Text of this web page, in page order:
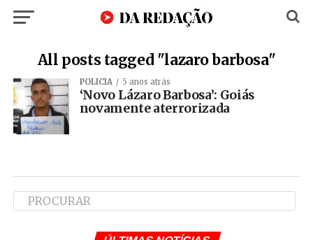
All posts tagged "lazaro barbosa"
POLÍCIA 5 anos atrás
‘Novo Lázaro Barbosa’: Goiás
novamente aterrorizada